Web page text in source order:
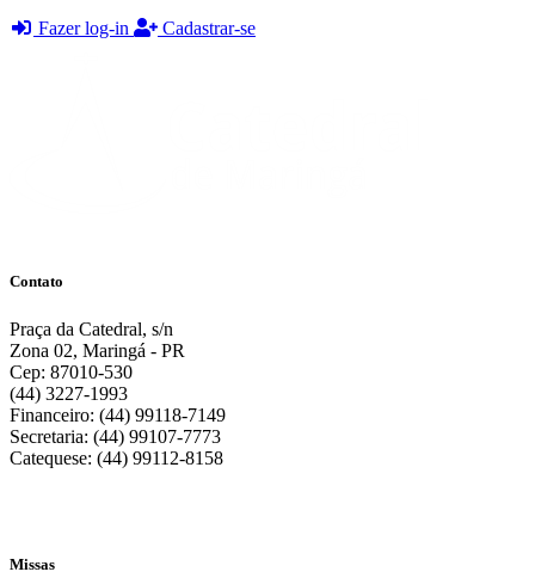
Fazer log-in
Cadastrar-se
Contato
Praça da Catedral, s/n
Zona 02, Maringá - PR
Cep: 87010-530
(44) 3227-1993
Financeiro: (44) 99118-7149
Secretaria: (44) 99107-7773
Catequese: (44) 99112-8158
Missas